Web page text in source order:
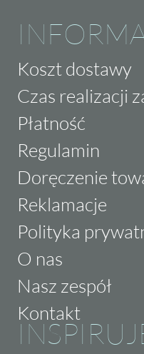
Koszt dostawy
Czas realizacji
Płatność
Regulamin
Doręczenie
Reklamacje
Polityka
O nas
Nasz zespół
Kontakt